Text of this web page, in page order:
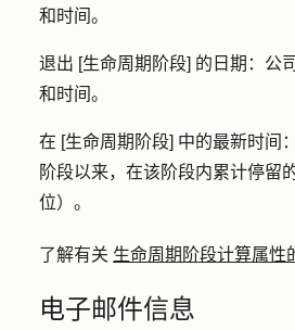
和时间。
退出 [生命周期阶段] 的日期 ：公
和时间。
在 [生命周期阶段] 中的最新时间
阶段以来，在该阶段内累计停留
位）。
了解有关 生命周期阶段计算属性
电子邮件信息